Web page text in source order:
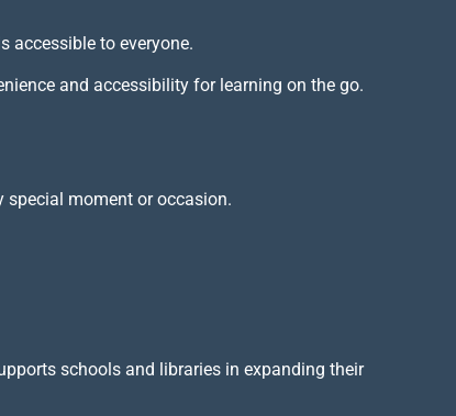
accessible to everyone.
and accessibility for learning on the go.
special moment or occasion.
schools and libraries in expanding their